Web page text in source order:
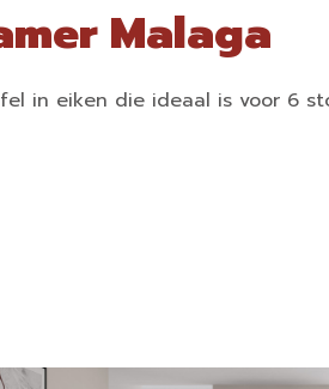
Malaga
in eiken die ideaal is voor 6